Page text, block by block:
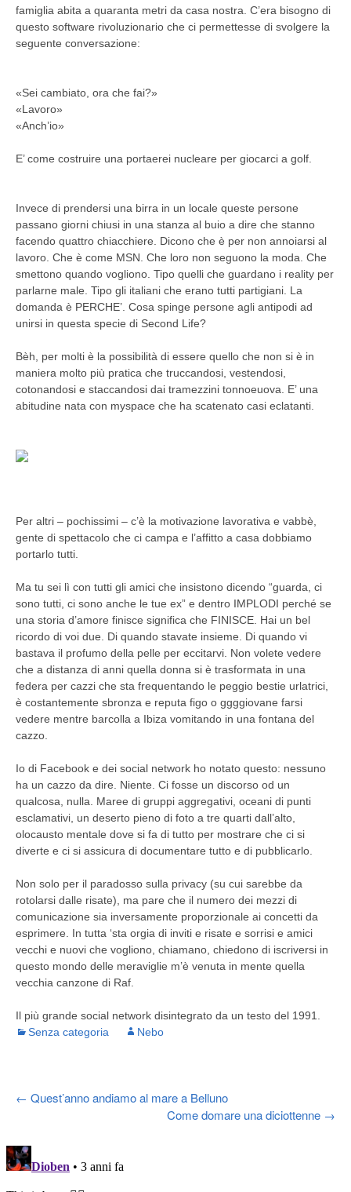
famiglia abita a quaranta metri da casa nostra. C’era bisogno di
questo software rivoluzionario che ci permettesse di svolgere la
seguente conversazione:
«Sei cambiato, ora che fai?»
«Lavoro»
«Anch’io»
E’ come costruire una portaerei nucleare per giocarci a golf.
Invece di prendersi una birra in un locale queste persone
passano giorni chiusi in una stanza al buio a dire che stanno
facendo quattro chiacchiere. Dicono che è per non annoiarsi al
lavoro. Che è come MSN. Che loro non seguono la moda. Che
smettono quando vogliono. Tipo quelli che guardano i reality per
parlarne male. Tipo gli italiani che erano tutti partigiani. La
domanda è PERCHE’. Cosa spinge persone agli antipodi ad
unirsi in questa specie di Second Life?
Bèh, per molti è la possibilità di essere quello che non si è in
maniera molto più pratica che truccandosi, vestendosi,
cotonandosi e staccandosi dai tramezzini tonnoeuova. E’ una
abitudine nata con myspace che ha scatenato casi eclatanti.
Per altri – pochissimi – c’è la motivazione lavorativa e vabbè,
gente di spettacolo che ci campa e l’affitto a casa dobbiamo
portarlo tutti.
Ma tu sei lì con tutti gli amici che insistono dicendo “guarda, ci
sono tutti, ci sono anche le tue ex” e dentro IMPLODI perché se
una storia d’amore finisce significa che FINISCE. Hai un bel
ricordo di voi due. Di quando stavate insieme. Di quando vi
bastava il profumo della pelle per eccitarvi. Non volete vedere
che a distanza di anni quella donna si è trasformata in una
federa per cazzi che sta frequentando le peggio bestie urlatrici,
è costantemente sbronza e reputa figo o ggggiovane farsi
vedere mentre barcolla a Ibiza vomitando in una fontana del
cazzo.
Io di Facebook e dei social network ho notato questo: nessuno
ha un cazzo da dire. Niente. Ci fosse un discorso od un
qualcosa, nulla. Maree di gruppi aggregativi, oceani di punti
esclamativi, un deserto pieno di foto a tre quarti dall’alto,
olocausto mentale dove si fa di tutto per mostrare che ci si
diverte e ci si assicura di documentare tutto e di pubblicarlo.
Non solo per il paradosso sulla privacy (su cui sarebbe da
rotolarsi dalle risate), ma pare che il numero dei mezzi di
comunicazione sia inversamente proporzionale ai concetti da
esprimere. In tutta ‘sta orgia di inviti e risate e sorrisi e amici
vecchi e nuovi che vogliono, chiamano, chiedono di iscriversi in
questo mondo delle meraviglie m’è venuta in mente quella
vecchia canzone di Raf.
Il più grande social network disintegrato da un testo del 1991.
Senza categoria
Nebo
Post
navigation
← Quest’anno andiamo al mare a Belluno
Come domare una diciottenne →